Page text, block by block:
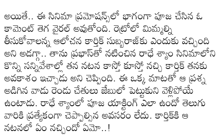
అయితే.. ఈ సినిమా ప్ర‌మోష‌న్స్‌లో భాగంగా పూజ చేసిన ఓ
కామెంట్ తెగ వైర‌ల్ అవుతోంది. రెట్రోలో మిమ్మ‌ల్ని
తీసుకోవాల‌న్న ఆలోచ‌న కార్తిక్ సుబ్బ‌రాజ్‌కు ఎందుకు వ‌చ్చింది
అని అడ‌గ్గా.. తాను ప్ర‌భాస్‌తో న‌టించిన రాధే శ్యాం సినిమాలోని
కొన్ని స‌న్నివేశాల్లో త‌న న‌ట‌న కాస్తో కూస్తో న‌చ్చి కార్తిక్ త‌న‌కు
అవ‌కాశం ఇచ్చాడు అని చెప్పింది. ఈ ఒక్క మాట‌తో ఆ ప్ర‌శ్న
అడిగిన వాడు రెండు చేతులు జేబులో పెట్టుకుని వెళ్లిపోయే
ఉంటాడు. రాధే శ్యాంలో పూజ యాక్టింగ్ ఎలా ఉందో తెలుగు
వారికి ప్ర‌త్యేకంగా చెప్పాల్సిన అవ‌స‌రం లేదు. కార్తిక్‌కి ఆ
న‌ట‌న‌లో ఏం నచ్చిందో ఏమో..!